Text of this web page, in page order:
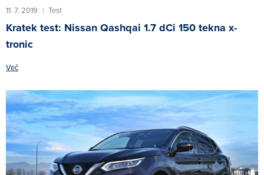
11. 7. 2019 | Test
Kratek test: Nissan Qashqai 1.7 dCi 150 tekna x-
tronic
Več